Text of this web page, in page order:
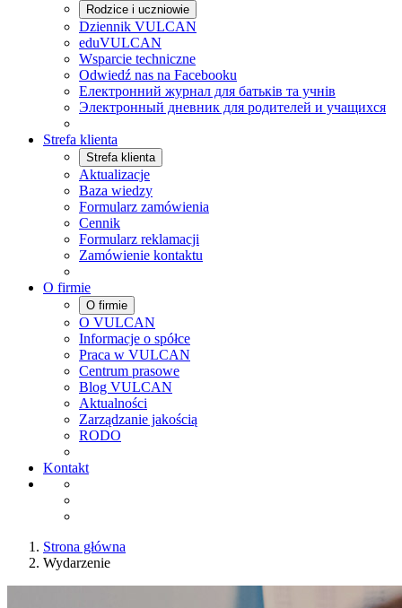
Rodzice i uczniowie
Dziennik VULCAN
eduVULCAN
Wsparcie techniczne
Odwiedź nas na Facebooku
Електронний журнал для батьків та учнів
Электронный дневник для родителей и учащихся
Strefa klienta
Strefa klienta
Aktualizacje
Baza wiedzy
Formularz zamówienia
Cennik
Formularz reklamacji
Zamówienie kontaktu
O firmie
O firmie
O VULCAN
Informacje o spółce
Praca w VULCAN
Centrum prasowe
Blog VULCAN
Aktualności
Zarządzanie jakością
RODO
Kontakt
Strona główna
Wydarzenie